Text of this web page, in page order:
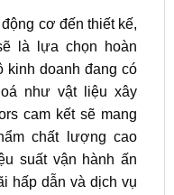
cơ đến thiết kế,
là lựa chọn hoàn
kinh doanh đang có
như vật liệu xây
cam kết sẽ mang
chất lượng cao
suất vận hành ấn
hấp dẫn và dịch vụ